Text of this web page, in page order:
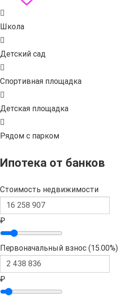
Школа
Детский сад
Спортивная площадка
Детская площадка
Рядом с парком
Ипотека от банков
Стоимость недвижимости
₽
Первоначальный взнос (15.00%)
₽